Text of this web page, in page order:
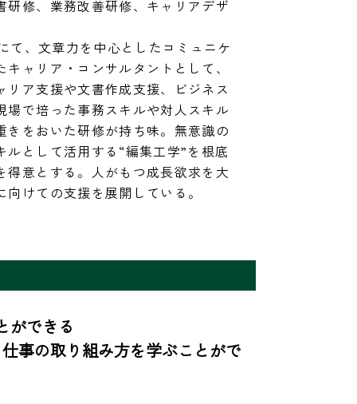
研修、業務改善研修、キャリアデザ
て、文章力を中心としたコミュニケ
ャリア・コンサルタントとして、
ア支援や文書作成支援、ビジネス
場で培った事務スキルや対人スキル
きをおいた研修が持ち味。無意識の
として活用する“編集工学”を根底
得意とする。人がもつ成長欲求を大
けての支援を展開している。
ができる
事の取り組み方を学ぶことがで